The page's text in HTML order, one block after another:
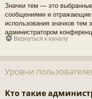
Значки тем — это
сообщениями и
использования значков тем
администратором
Вернуться к началу
Уровни
Кто такие